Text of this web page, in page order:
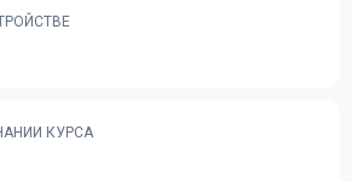
КУРСА